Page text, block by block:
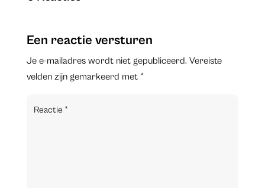
Een reactie versturen
Je e-mailadres wordt niet gepubliceerd. Vereiste
velden zijn gemarkeerd met *